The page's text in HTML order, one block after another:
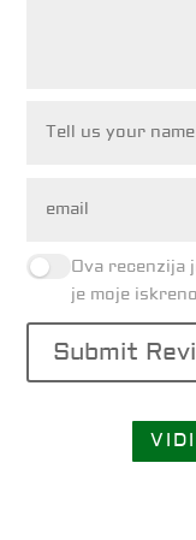
Ova recenzija
je moje
Submit